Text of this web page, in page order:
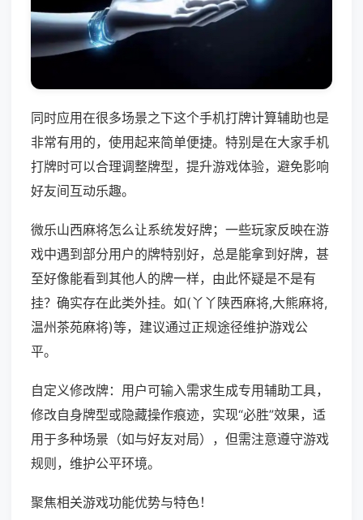
同时应用在很多场景之下这个手机打牌计算辅助也是
非常有用的，使用起来简单便捷。特别是在大家手机
打牌时可以合理调整牌型，提升游戏体验，避免影响
好友间互动乐趣。
微乐山西麻将怎么让系统发好牌；一些玩家反映在游
戏中遇到部分用户的牌特别好，总是能拿到好牌，甚
至好像能看到其他人的牌一样，由此怀疑是不是有
挂？确实存在此类外挂。如(丫丫陕西麻将,大熊麻将,
温州茶苑麻将)等，建议通过正规途径维护游戏公
平。
自定义修改牌：用户可输入需求生成专用辅助工具，
修改自身牌型或隐藏操作痕迹，实现“必胜”效果，适
用于多种场景（如与好友对局），但需注意遵守游戏
规则，维护公平环境。
聚焦相关游戏功能优势与特色！